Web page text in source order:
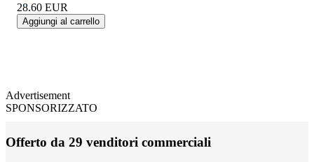
28.60 EUR
Aggiungi al carrello
Advertisement
SPONSORIZZATO
Offerto da 29 venditori commerciali